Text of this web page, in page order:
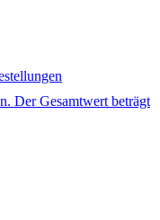
Der Gesamtwert beträgt